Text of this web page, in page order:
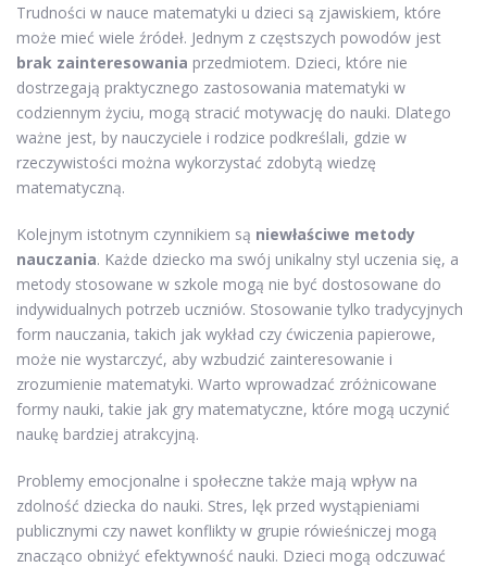
Trudności w nauce matematyki u dzieci są zjawiskiem, które
może mieć wiele źródeł. Jednym z częstszych powodów jest
brak zainteresowania przedmiotem. Dzieci, które nie
dostrzegają praktycznego zastosowania matematyki w
codziennym życiu, mogą stracić motywację do nauki. Dlatego
ważne jest, by nauczyciele i rodzice podkreślali, gdzie w
rzeczywistości można wykorzystać zdobytą wiedzę
matematyczną.
Kolejnym istotnym czynnikiem są niewłaściwe metody
nauczania. Każde dziecko ma swój unikalny styl uczenia się, a
metody stosowane w szkole mogą nie być dostosowane do
indywidualnych potrzeb uczniów. Stosowanie tylko tradycyjnych
form nauczania, takich jak wykład czy ćwiczenia papierowe,
może nie wystarczyć, aby wzbudzić zainteresowanie i
zrozumienie matematyki. Warto wprowadzać zróżnicowane
formy nauki, takie jak gry matematyczne, które mogą uczynić
naukę bardziej atrakcyjną.
Problemy emocjonalne i społeczne także mają wpływ na
zdolność dziecka do nauki. Stres, lęk przed wystąpieniami
publicznymi czy nawet konflikty w grupie rówieśniczej mogą
znacząco obniżyć efektywność nauki. Dzieci mogą odczuwać